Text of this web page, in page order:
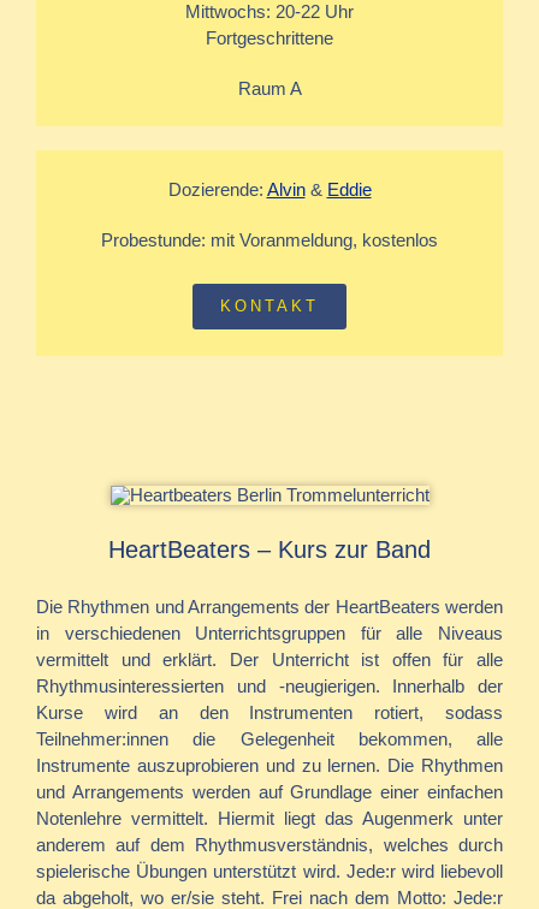
Mittwochs: 20-22 Uhr
Fortgeschrittene
Raum A
Dozierende: Alvin& Eddie
Probestunde: mit Voranmeldung, kostenlos
KONTAKT
HeartBeaters – Kurs zur Band
Die Rhythmen und Arrangements der HeartBeaters werden
in verschiedenen Unterrichtsgruppen für alle Niveaus
vermittelt und erklärt. Der Unterricht ist offen für alle
Rhythmusinteressierten und -neugierigen. Innerhalb der
Kurse wird an den Instrumenten rotiert, sodass
Teilnehmer:innen die Gelegenheit bekommen, alle
Instrumente auszuprobieren und zu lernen. Die Rhythmen
und Arrangements werden auf Grundlage einer einfachen
Notenlehre vermittelt. Hiermit liegt das Augenmerk unter
anderem auf dem Rhythmusverständnis, welches durch
spielerische Übungen unterstützt wird. Jede:r wird liebevoll
da abgeholt, wo er/sie steht. Frei nach dem Motto: Jede:r